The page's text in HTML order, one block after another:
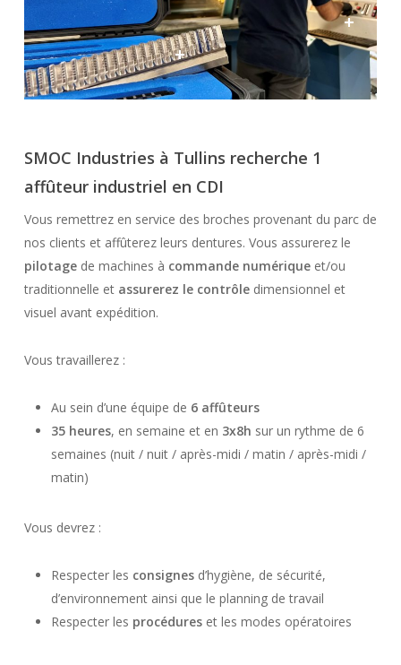
Close
Close
Close
Close
Close
SMOC Industries à Tullins recherche 1
affûteur industriel en CDI
Vous remettrez en service des broches provenant du parc de
nos clients et affûterez leurs dentures. Vous assurerez le
pilotagede machines à commande numériqueet/ou
traditionnelle et assurerez le contrôledimensionnel et
visuel avant expédition.
Vous travaillerez :
Au sein d’une équipe de 6 affûteurs
35 heures, en semaine et en 3x8h sur un rythme de 6
semaines (nuit / nuit / après-midi / matin / après-midi /
matin)
Vous devrez :
Respecter les consignesd’hygiène, de sécurité,
d’environnement ainsi que le planning de travail
Respecter les procédureset les modes opératoires
Close
Close
Close
Close
Close